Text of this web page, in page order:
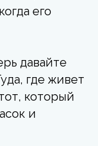
его
давайте
где живет
который
и